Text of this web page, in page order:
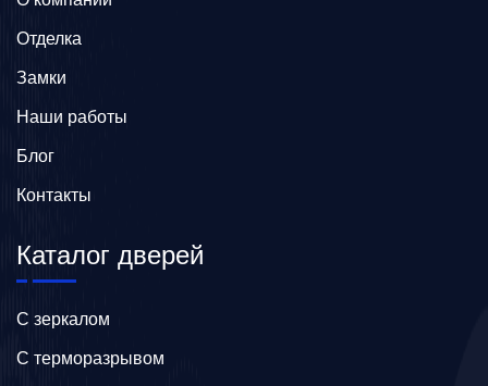
Отделка
Замки
Наши работы
Блог
Контакты
Каталог дверей
C зеркалом
C терморазрывом